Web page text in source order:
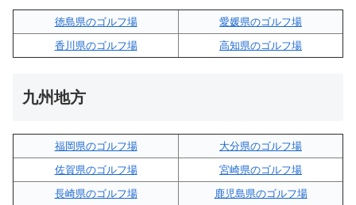
徳島県のゴルフ場
愛媛県のゴルフ場
香川県のゴルフ場
高知県のゴルフ場
九州地方
福岡県のゴルフ場
大分県のゴルフ場
佐賀県のゴルフ場
宮崎県のゴルフ場
長崎県のゴルフ場
鹿児島県のゴルフ場